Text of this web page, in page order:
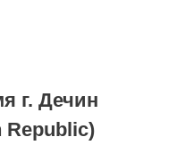
г. Дечин
Republic)